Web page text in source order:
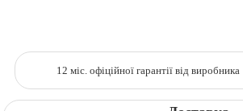
12 міс. офіційної гарантії від виробника